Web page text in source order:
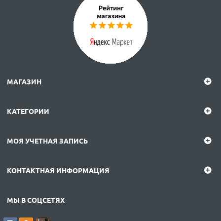
МАГАЗИН
КАТЕГОРИИ
МОЯ УЧЕТНАЯ ЗАПИСЬ
КОНТАКТНАЯ ИНФОРМАЦИЯ
МЫ В СОЦСЕТЯХ